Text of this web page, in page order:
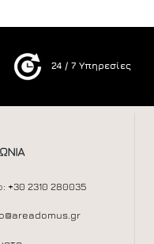
24 / 7 Υπηρεσίες
+30 2310 280035